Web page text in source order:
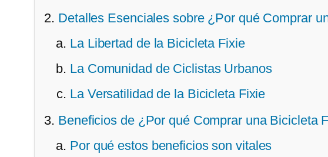
Detalles Esenciales sobre ¿Por qué Comprar
La Libertad de la Bicicleta Fixie
La Comunidad de Ciclistas Urbanos
La Versatilidad de la Bicicleta Fixie
Beneficios de ¿Por qué Comprar una Bicicleta
Por qué estos beneficios son vitales